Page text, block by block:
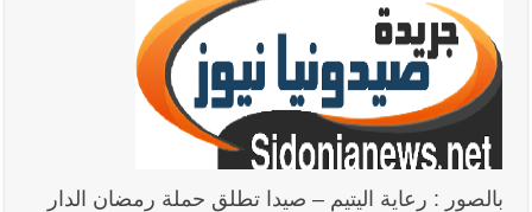
بالصور : رعاية اليتيم – صيدا تطلق حملة رمضان الدار